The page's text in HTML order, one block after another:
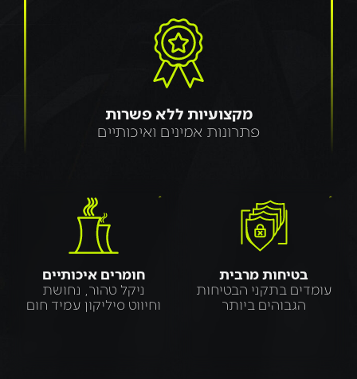
מקצועיות ללא פשרות
פתרונות אמינים ואיכותיים
בטיחות מרבית
עומדים בתקני הבטיחות
הגבוהים ביותר
חומרים איכותיים
ניקל טהור, נחושת
וחיווט סיליקון עמיד חום